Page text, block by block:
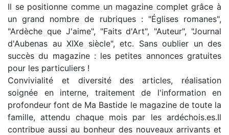
Il se positionne comme un magazine complet grâce à
un grand nombre de rubriques : "Églises romanes",
"Ardèche que J'aime", "Faits d'Art", "Auteur", "Journal
d'Aubenas au XIXe siècle", etc. Sans oublier un des
succès du magazine : les petites annonces gratuites
pour les particuliers !
Convivialité et diversité des articles, réalisation
soignée en interne, traitement de l'information en
profondeur font de Ma Bastide le magazine de toute la
famille, attendu chaque mois par les ardéchois.es.Il
contribue aussi au bonheur des nouveaux arrivants et